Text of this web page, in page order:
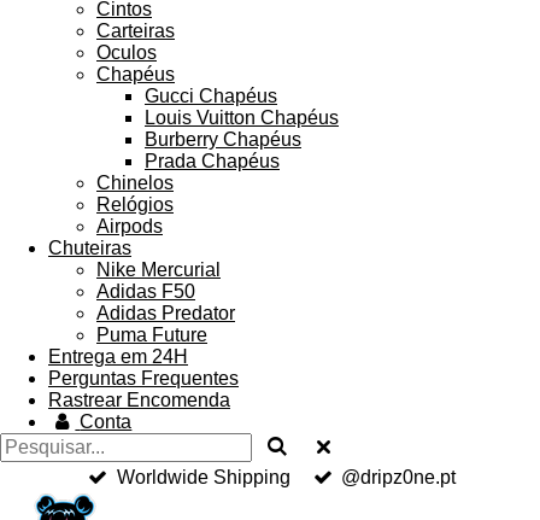
Cintos
Carteiras
Oculos
Chapéus
Gucci Chapéus
Louis Vuitton Chapéus
Burberry Chapéus
Prada Chapéus
Chinelos
Relógios
Airpods
Chuteiras
Nike Mercurial
Adidas F50
Adidas Predator
Puma Future
Entrega em 24H
Perguntas Frequentes
Rastrear Encomenda
Conta
Worldwide Shipping @dripz0ne.pt